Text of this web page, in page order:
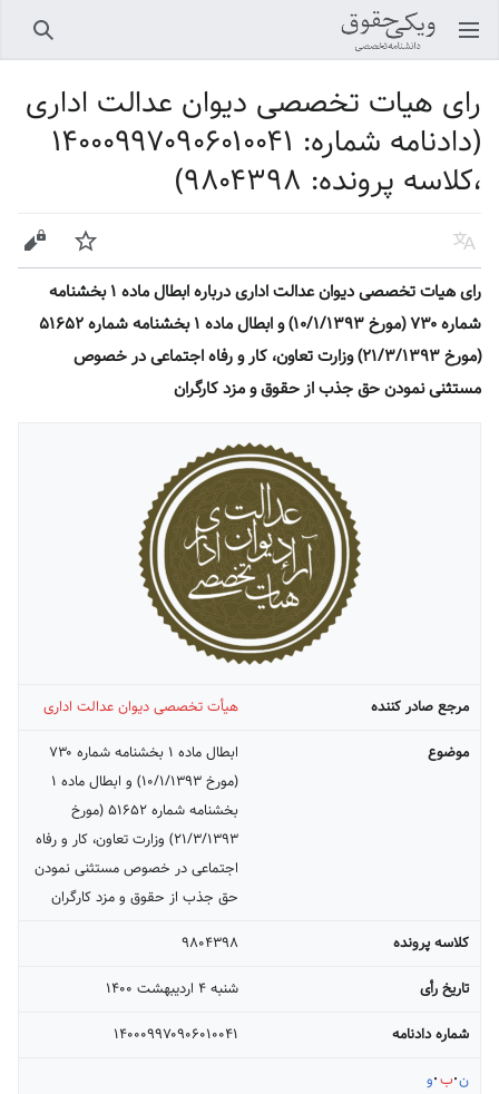
باز کردن منو اصلی جستجو
رای هیات تخصصی دیوان عدالت اداری
(دادنامه شماره: ۱۴۰۰۰۹۹۷۰۹۰۶۰۱۰۰۴۱
،کلاسه پرونده: ۹۸۰۴۳۹۸)
زبان پیگیری ویرایش
رای هیات تخصصی دیوان عدالت اداری درباره ابطال ماده ۱ بخشنامه
شماره ۷۳۰ (مورخ ۱۰/۱/۱۳۹۳) و ابطال ماده ۱ بخشنامه شماره ۵۱۶۵۲
(مورخ ۲۱/۳/۱۳۹۳) وزارت تعاون، کار و رفاه اجتماعی در خصوص
مستثنی نمودن حق جذب از حقوق و مزد کارگران
مرجع صادر کننده
هیأت تخصصی دیوان عدالت اداری
موضوع
ابطال ماده ۱ بخشنامه شماره ۷۳۰
(مورخ ۱۰/۱/۱۳۹۳) و ابطال ماده ۱
بخشنامه شماره ۵۱۶۵۲ (مورخ
۲۱/۳/۱۳۹۳) وزارت تعاون، کار و رفاه
اجتماعی در خصوص مستثنی نمودن
حق جذب از حقوق و مزد کارگران
کلاسه پرونده
۹۸۰۴۳۹۸
تاریخ رأی
شنبه ۴ ارديبهشت ۱۴۰۰
شماره دادنامه
۱۴۰۰۰۹۹۷۰۹۰۶۰۱۰۰۴۱
ن ب و